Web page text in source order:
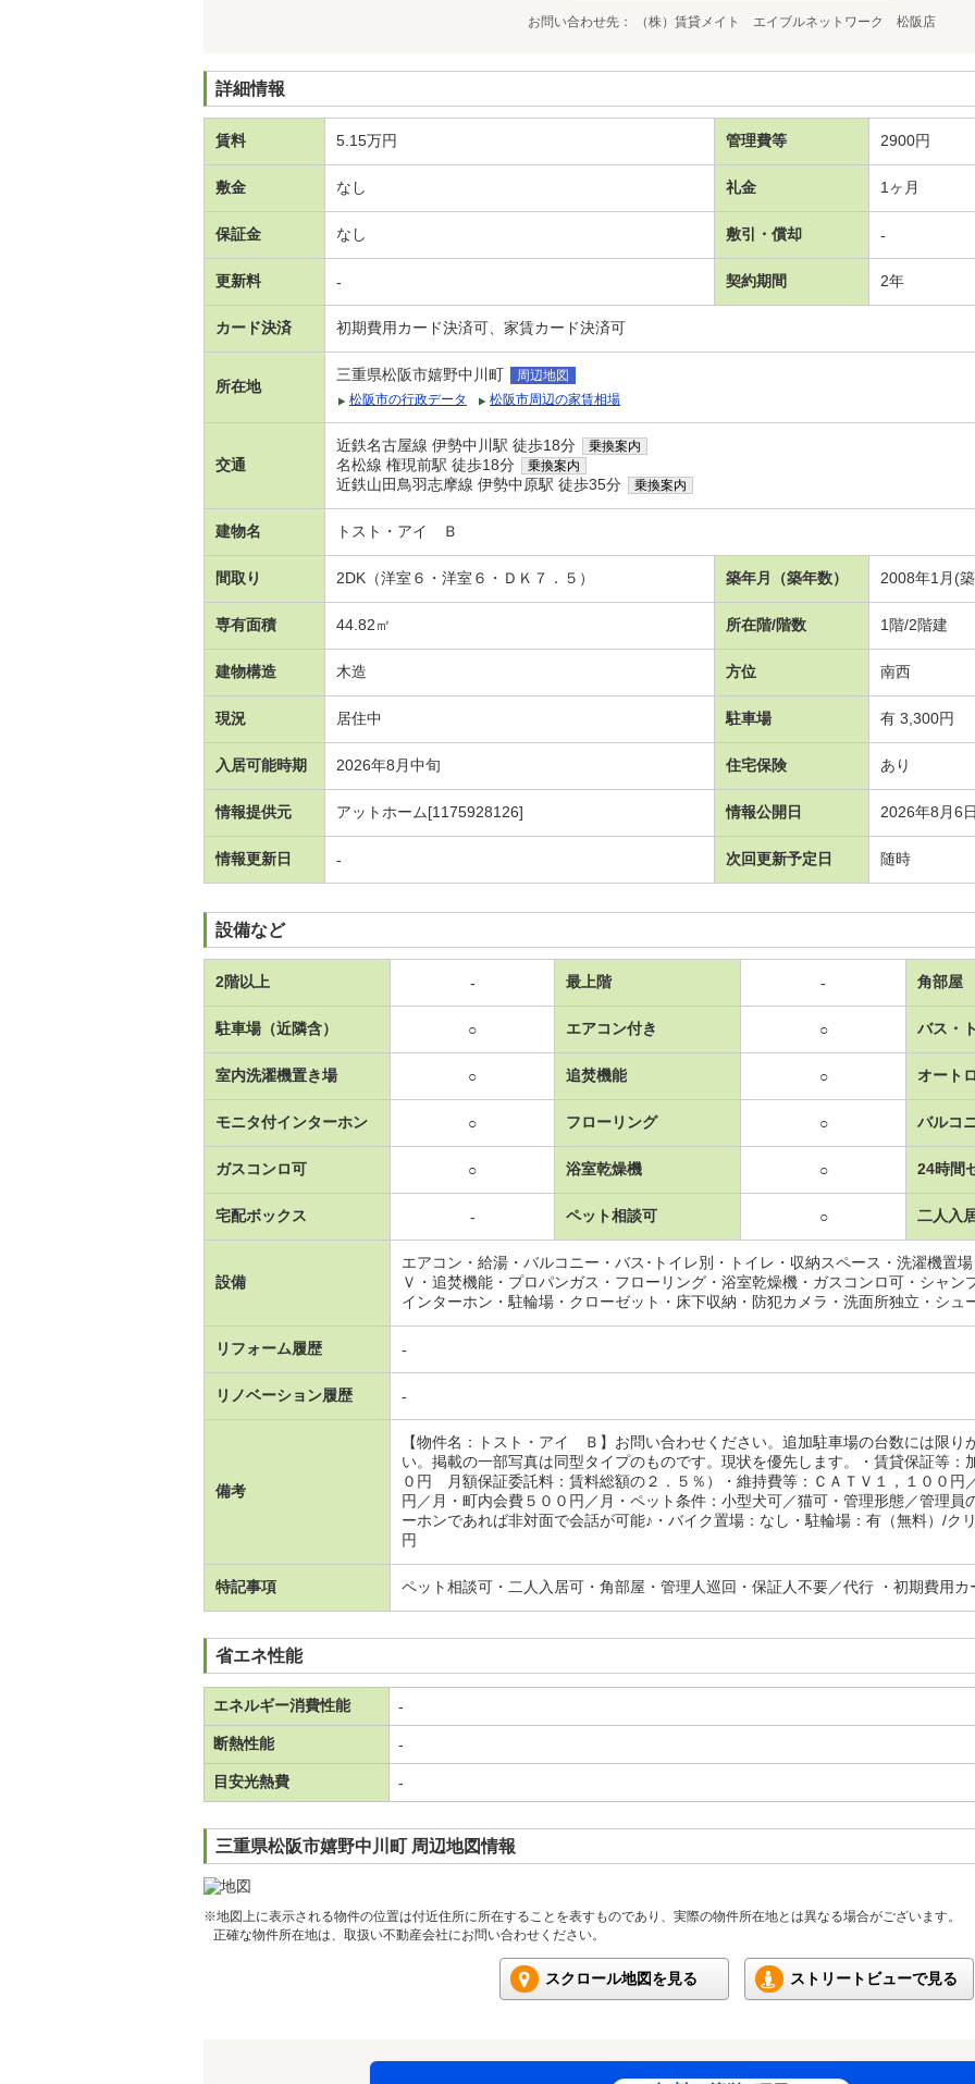
お問い合わせ先 （株）賃貸メイト エイブルネットワーク 松阪店
詳細情報
賃料 5.15万円 管理費等 2900円
敷金 なし 礼金 1ヶ月
保証金 なし 敷引・償却 -
更新料 - 契約期間 2年
カード決済 初期費用カード決済可、家賃カード決済可
所在地
三重県松阪市嬉野中川町
周辺地図
松阪市の行政データ
松阪市周辺の家賃相場
交通
近鉄名古屋線 伊勢中川駅 徒歩18分 乗換案内
名松線 権現前駅 徒歩18分 乗換案内
近鉄山田鳥羽志摩線 伊勢中原駅 徒歩35分 乗換案内
建物名 トスト・アイ Ｂ
間取り 2DK（洋室６・洋室６・ＤＫ７．５） 築年月（築年数） 2008年1月(
専有面積 44.82㎡ 所在階/階数 1階/2階建
建物構造 木造 方位 南西
現況 居住中 駐車場 有 3,300円
入居可能時期 2026年8月中旬 住宅保険 あり
情報提供元 アットホーム[1175928126] 情報公開日 2026年8月6日
情報更新日 - 次回更新予定日 随時
設備など
2階以上 - 最上階 - 角部屋
駐車場（近隣含） ○ エアコン付き ○ バス・
室内洗濯機置き場 ○ 追焚機能 ○ オート
モニタ付インターホン ○ フローリング ○ バルコ
ガスコンロ可 ○ 浴室乾燥機 ○ 24時間
宅配ボックス - ペット相談可 ○ 二人入
設備
エアコン・給湯・バルコニー・バス･トイレ別・トイレ・収納スペース・洗濯機置
Ｖ・追焚機能・プロパンガス・フローリング・浴室乾燥機・ガスコンロ可・シャ
インターホン・駐輪場・クローゼット・床下収納・防犯カメラ・洗面所独立・シュ
リフォーム履歴 -
リノベーション履歴 -
備考
【物件名：トスト・アイ Ｂ】お問い合わせください。追加駐車場の台数には限り
い。掲載の一部写真は同型タイプのものです。現状を優先します。・賃貸保証等：
０円 月額保証委託料：賃料総額の２．５％）・維持費等：ＣＡＴＶ１，１００円
円／月・町内会費５００円／月・ペット条件：小型犬可／猫可・管理形態／管理員
ーホンであれば非対面で会話が可能♪・バイク置場：なし・駐輪場：有（無料）/ク
円
特記事項 ペット相談可・二人入居可・角部屋・管理人巡回・保証人不要／代行 ・初期費用
省エネ性能
エネルギー消費性能 -
断熱性能 -
目安光熱費 -
三重県松阪市嬉野中川町 周辺地図情報
※地図上に表示される物件の位置は付近住所に所在することを表すものであり、実際の物件所在地とは異なる場合がございます。
正確な物件所在地は、取扱い不動産会社にお問い合わせください。
スクロール地図を見る ストリートビューで見る